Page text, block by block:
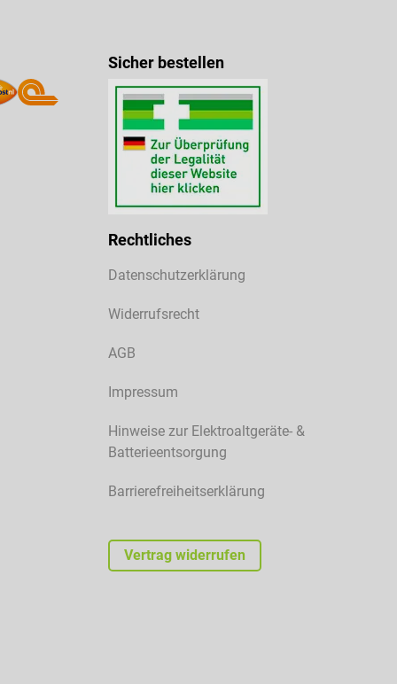
Sicher bestellen
Rechtliches
Datenschutzerklärung
Widerrufsrecht
AGB
Impressum
Hinweise zur Elektroaltgeräte- &
Batterieentsorgung
Barrierefreiheitserklärung
Vertrag widerrufen